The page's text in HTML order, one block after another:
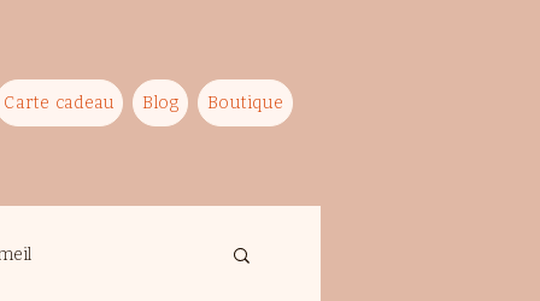
Carte cadeau Blog Boutique